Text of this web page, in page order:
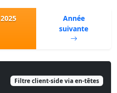
2025
Année
suivante
Filtre client-side via en-têtes